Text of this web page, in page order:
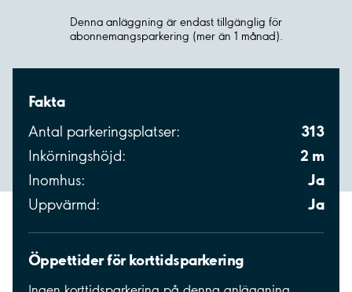
Denna anläggning är endast tillgänglig för
abonnemangsparkering (mer än 1 månad).
Fakta
Antal parkeringsplatser: 313
Inkörningshöjd: 2 m
Inomhus: Ja
Uppvärmd: Ja
Öppettider för korttidsparkering